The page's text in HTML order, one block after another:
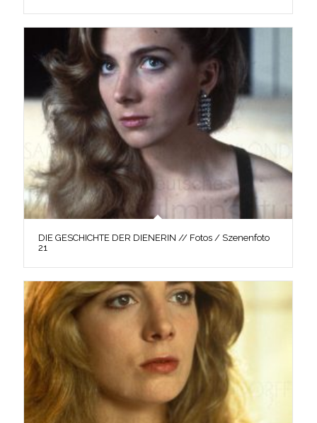
DIE GESCHICHTE DER DIENERIN // Fotos / Szenenfoto
21